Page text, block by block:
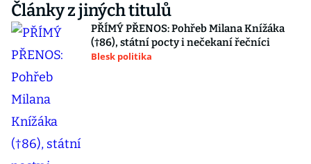
Články z jiných titulů
PŘÍMÝ PŘENOS: Pohřeb Milana Knížáka
(†86), státní pocty i nečekaní řečníci
Blesk politika